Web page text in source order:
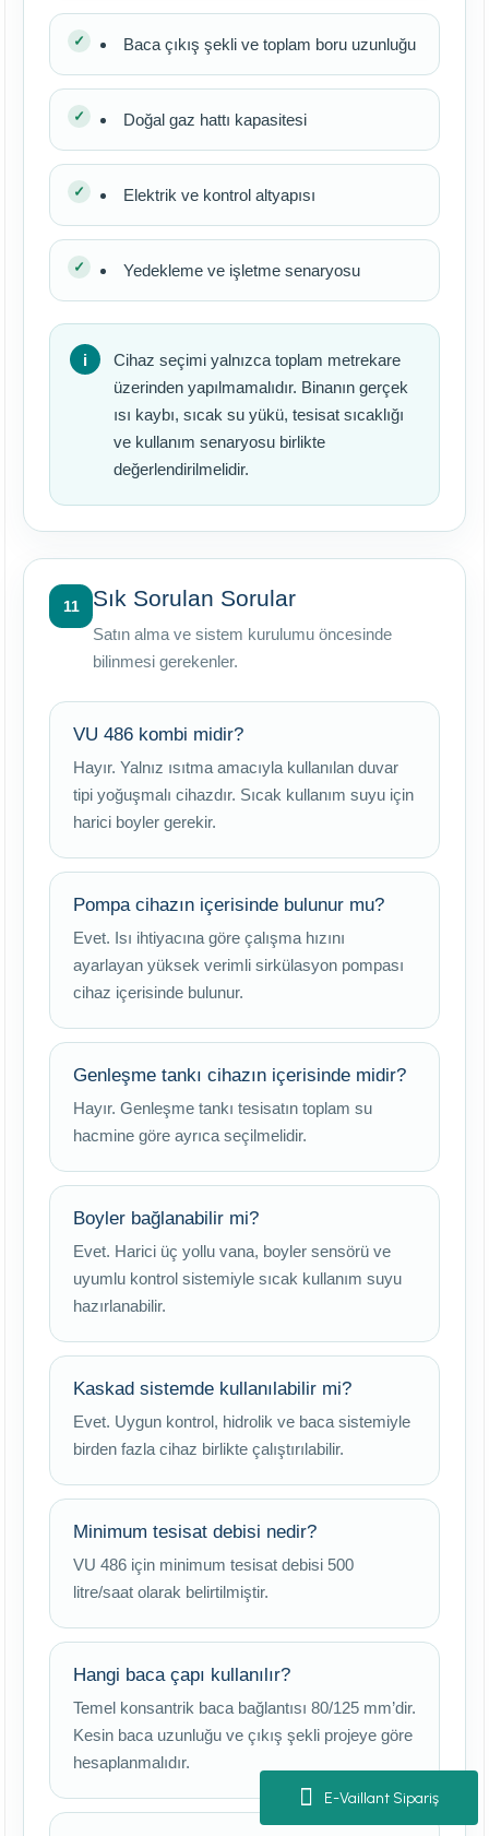
E-Vaillant Sipariş
Baca çıkış şekli ve toplam boru uzunluğu
Doğal gaz hattı kapasitesi
Elektrik ve kontrol altyapısı
Yedekleme ve işletme senaryosu
Cihaz seçimi yalnızca toplam metrekare
üzerinden yapılmamalıdır. Binanın gerçek
ısı kaybı, sıcak su yükü, tesisat sıcaklığı
ve kullanım senaryosu birlikte
değerlendirilmelidir.
11 Sık Sorulan Sorular
Satın alma ve sistem kurulumu öncesinde
bilinmesi gerekenler.
VU 486 kombi midir?
Hayır. Yalnız ısıtma amacıyla kullanılan duvar
tipi yoğuşmalı cihazdır. Sıcak kullanım suyu için
harici boyler gerekir.
Pompa cihazın içerisinde bulunur mu?
Evet. Isı ihtiyacına göre çalışma hızını
ayarlayan yüksek verimli sirkülasyon pompası
cihaz içerisinde bulunur.
Genleşme tankı cihazın içerisinde midir?
Hayır. Genleşme tankı tesisatın toplam su
hacmine göre ayrıca seçilmelidir.
Boyler bağlanabilir mi?
Evet. Harici üç yollu vana, boyler sensörü ve
uyumlu kontrol sistemiyle sıcak kullanım suyu
hazırlanabilir.
Kaskad sistemde kullanılabilir mi?
Evet. Uygun kontrol, hidrolik ve baca sistemiyle
birden fazla cihaz birlikte çalıştırılabilir.
Minimum tesisat debisi nedir?
VU 486 için minimum tesisat debisi 500
litre/saat olarak belirtilmiştir.
Hangi baca çapı kullanılır?
Temel konsantrik baca bağlantısı 80/125 mm’dir.
Kesin baca uzunluğu ve çıkış şekli projeye göre
hesaplanmalıdır.